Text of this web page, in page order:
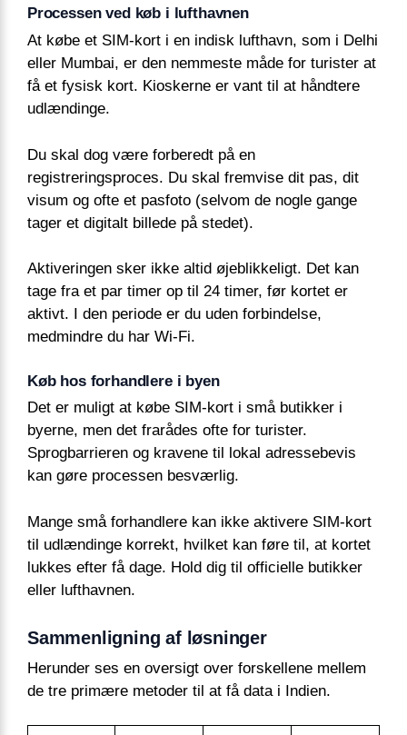
Processen ved køb i lufthavnen
At købe et SIM-kort i en indisk lufthavn, som i Delhi
eller Mumbai, er den nemmeste måde for turister at
få et fysisk kort. Kioskerne er vant til at håndtere
udlændinge.
Du skal dog være forberedt på en
registreringsproces. Du skal fremvise dit pas, dit
visum og ofte et pasfoto (selvom de nogle gange
tager et digitalt billede på stedet).
Aktiveringen sker ikke altid øjeblikkeligt. Det kan
tage fra et par timer op til 24 timer, før kortet er
aktivt. I den periode er du uden forbindelse,
medmindre du har Wi-Fi.
Køb hos forhandlere i byen
Det er muligt at købe SIM-kort i små butikker i
byerne, men det frarådes ofte for turister.
Sprogbarrieren og kravene til lokal adressebevis
kan gøre processen besværlig.
Mange små forhandlere kan ikke aktivere SIM-kort
til udlændinge korrekt, hvilket kan føre til, at kortet
lukkes efter få dage. Hold dig til officielle butikker
eller lufthavnen.
Sammenligning af løsninger
Herunder ses en oversigt over forskellene mellem
de tre primære metoder til at få data i Indien.